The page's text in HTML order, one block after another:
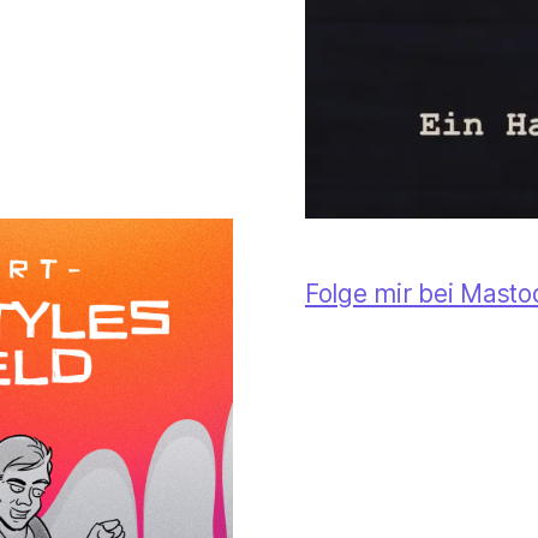
Folge mir bei